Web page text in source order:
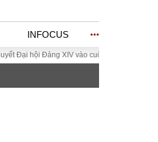
INFOCUS
Đảng XIV vào cuộc sống